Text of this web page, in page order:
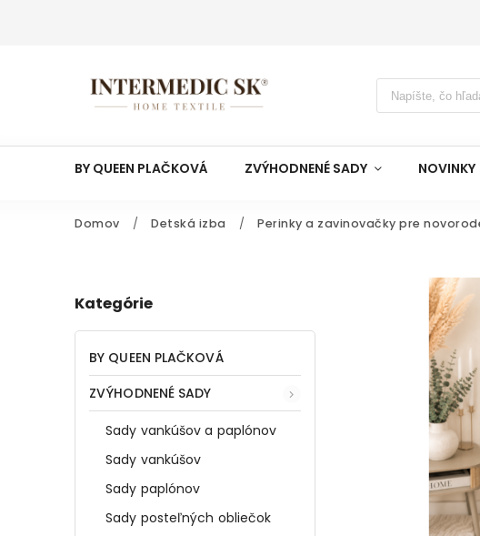
BY QUEEN PLAČKOVÁ ZVÝHODNENÉ SADY NOVINKY
Domov / Detská izba / Perinky a zavinovačky pre
Kategórie
BY QUEEN PLAČKOVÁ
ZVÝHODNENÉ SADY
Sady vankúšov a paplónov
Sady vankúšov
Sady paplónov
Sady posteľných obliečok